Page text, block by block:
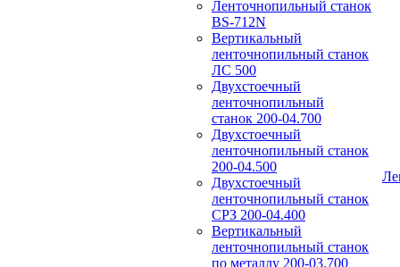
Ленточнопильный станок
BS-712N
Вертикальный
ленточнопильный станок
ЛС 500
Двухстоечный
ленточнопильный
станок 200-04.700
Двухстоечный
ленточнопильный станок
200-04.500
Двухстоечный
ленточнопильный станок
СРЗ 200-04.400
Вертикальный
ленточнопильный станок
по металлу 200-03.700